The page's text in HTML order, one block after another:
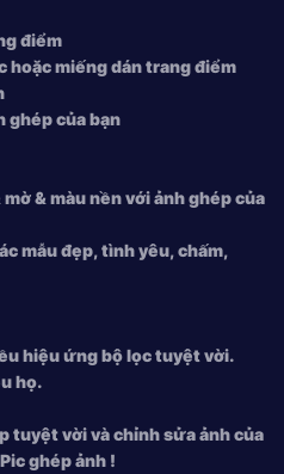
điểm
miếng dán trang điểm
ghép của bạn
& màu nền với ảnh ghép của
mẫu đẹp, tình yêu, chấm,
hiệu ứng bộ lọc tuyệt vời.
họ.
tuyệt vời và chỉnh sửa ảnh của
ghép ảnh !